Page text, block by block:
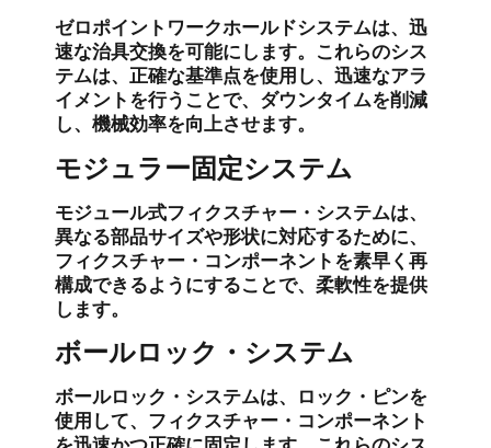
ゼロポイントワークホールドシステムは、迅
速な治具交換を可能にします。これらのシス
テムは、正確な基準点を使用し、迅速なアラ
イメントを行うことで、ダウンタイムを削減
し、機械効率を向上させます。
モジュラー固定システム
モジュール式フィクスチャー・システムは、
異なる部品サイズや形状に対応するために、
フィクスチャー・コンポーネントを素早く再
構成できるようにすることで、柔軟性を提供
します。
ボールロック・システム
ボールロック・システムは、ロック・ピンを
使用して、フィクスチャー・コンポーネント